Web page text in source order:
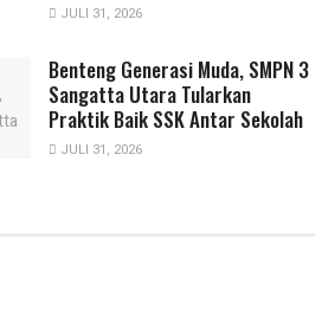
JULI 31, 2026
Benteng Generasi Muda, SMPN 3
Sangatta Utara Tularkan
Praktik Baik SSK Antar Sekolah
JULI 31, 2026